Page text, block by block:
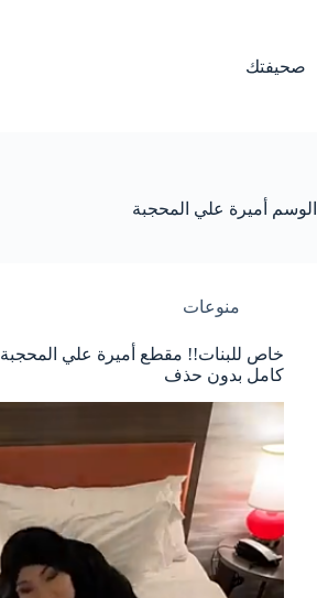
صحيفتك
الوسم أميرة علي المحجبة
منوعات
كامل بدون حذف